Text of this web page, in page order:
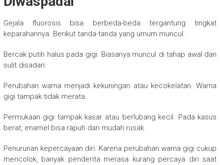
Gejala fluorosis bisa berbeda-beda tergantung tingkat
keparahannya. Berikut tanda-tanda yang umum muncul:
Bercak putih halus pada gigi. Biasanya muncul di tahap awal dan
sulit disadari.
Perubahan warna menjadi kekuningan atau kecokelatan. Warna
gigi tampak tidak merata.
Permukaan gigi tampak kasar atau berlubang kecil. Pada kasus
berat, enamel bisa rapuh dan mudah rusak.
Penurunan kepercayaan diri. Karena perubahan warna gigi cukup
mencolok, banyak penderita merasa kurang percaya diri saat